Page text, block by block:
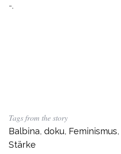
-.
Tags from the story
Balbina, doku, Feminismus,
Stärke